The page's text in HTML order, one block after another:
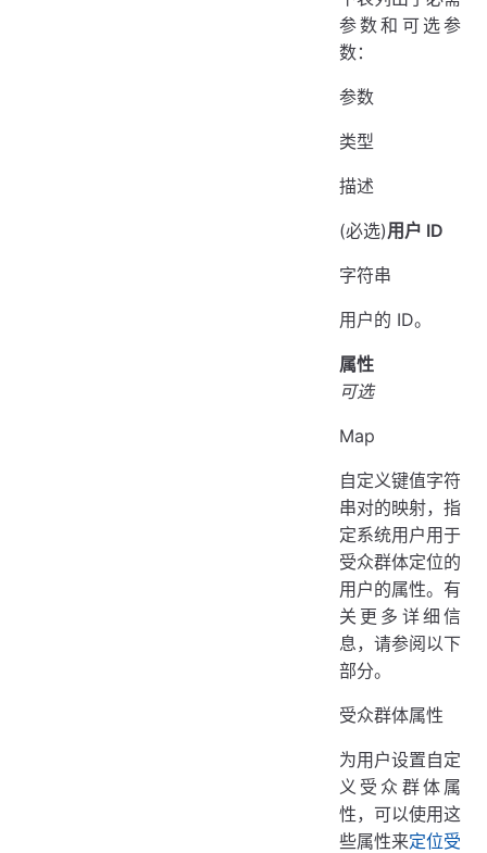
参数和可选参
数：
参数
类型
描述
(必选)用户 ID
字符串
用户的 ID。
属性
可选
Map
自定义键值字符
串对的映射，指
定系统用户用于
受众群体定位的
用户的属性。有
关更多详细信
息，请参阅以下
部分。
受众群体属性
为用户设置自定
义受众群体属
性，可以使用这
些属性来定位受